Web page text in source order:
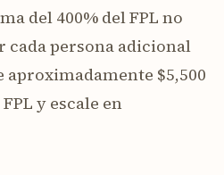
del 400% del FPL no
cada persona adicional
aproximadamente $5,500
y escale en